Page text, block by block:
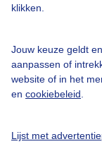
klikken.
Jouw keuze geldt
aanpassen of
website of in het
en cookiebeleid
Lijst met
Buienradar
Privacy beleid
Privacy